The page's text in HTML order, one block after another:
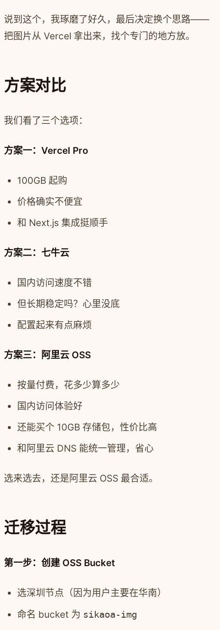
说到这个，我琢磨了好久，最后决定换个思路——
把图片从 Vercel 拿出来，找个专门的地方放。
方案对比
我们看了三个选项：
方案一：Vercel Pro
100GB 起购
价格确实不便宜
和 Next.js 集成挺顺手
方案二：七牛云
国内访问速度不错
但长期稳定吗？心里没底
配置起来有点麻烦
方案三：阿里云 OSS
按量付费，花多少算多少
国内访问体验好
还能买个 10GB 存储包，性价比高
和阿里云 DNS 能统一管理，省心
选来选去，还是阿里云 OSS 最合适。
迁移过程
第一步：创建 OSS Bucket
选深圳节点（因为用户主要在华南）
命名 bucket 为 sikaoa-img